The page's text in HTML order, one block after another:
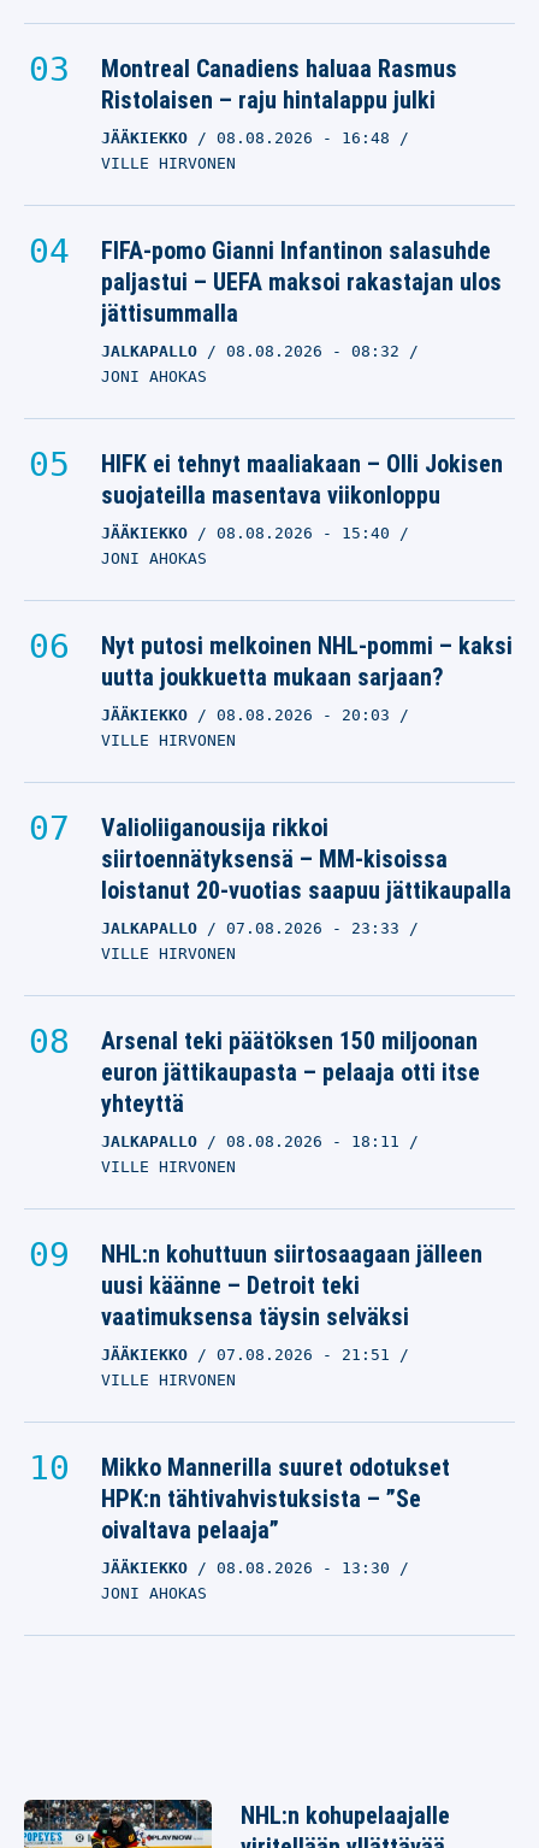
Montreal Canadiens haluaa Rasmus
Ristolaisen – raju hintalappu julki
JÄÄKIEKKO 08.08.2026 - 16:48
VILLE HIRVONEN
FIFA-pomo Gianni Infantinon salasuhde
paljastui – UEFA maksoi rakastajan ulos
jättisummalla
JALKAPALLO 08.08.2026 - 08:32
JONI AHOKAS
HIFK ei tehnyt maaliakaan – Olli Jokisen
suojateilla masentava viikonloppu
JÄÄKIEKKO 08.08.2026 - 15:40
JONI AHOKAS
Nyt putosi melkoinen NHL-pommi – kaksi
uutta joukkuetta mukaan sarjaan?
JÄÄKIEKKO 08.08.2026 - 20:03
VILLE HIRVONEN
Valioliiganousija rikkoi
siirtoennätyksensä – MM-kisoissa
loistanut 20-vuotias saapuu jättikaupalla
JALKAPALLO 07.08.2026 - 23:33
VILLE HIRVONEN
Arsenal teki päätöksen 150 miljoonan
euron jättikaupasta – pelaaja otti itse
yhteyttä
JALKAPALLO 08.08.2026 - 18:11
VILLE HIRVONEN
NHL:n kohuttuun siirtosaagaan jälleen
uusi käänne – Detroit teki
vaatimuksensa täysin selväksi
JÄÄKIEKKO 07.08.2026 - 21:51
VILLE HIRVONEN
Mikko Mannerilla suuret odotukset
HPK:n tähtivahvistuksista – ”Se
oivaltava pelaaja”
JÄÄKIEKKO 08.08.2026 - 13:30
JONI AHOKAS
NHL:n kohupelaajalle